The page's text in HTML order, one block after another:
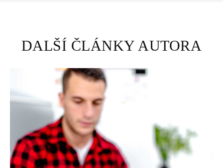
DALŠÍ ČLÁNKY AUTORA